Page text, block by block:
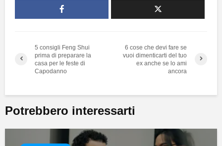
5 consigli Feng Shui
prima di preparare la
casa per le feste di
Capodanno
6 cose che devi fare se
vuoi dimenticarti del tuo
ex anche se lo ami
ancora
Potrebbero interessarti